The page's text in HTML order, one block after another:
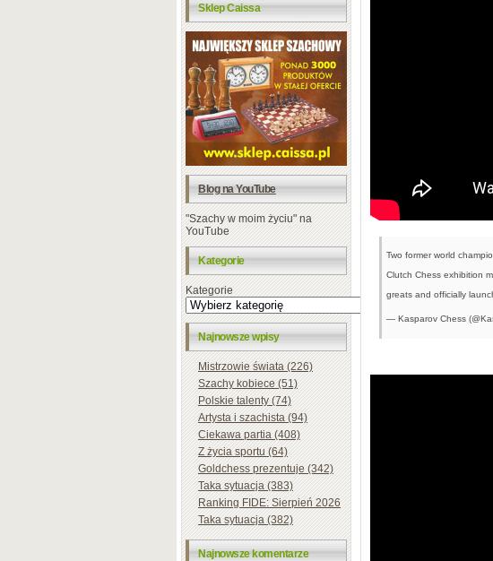
Sklep Caissa
Blog na YouTube
"Szachy w moim życiu" na
YouTube
Kategorie
Kategorie
Najnowsze wpisy
Mistrzowie świata (226)
Szachy kobiece (51)
Polskie talenty (74)
Artysta i szachista (94)
Ciekawa partia (408)
Z życia sportu (64)
Goldchess prezentuje (342)
Taka sytuacja (383)
Ranking FIDE: Sierpień 2026
Taka sytuacja (382)
Najnowsze komentarze
Two former world
Clutch Chess exhibition
greats and officially
— Kasparov Chess